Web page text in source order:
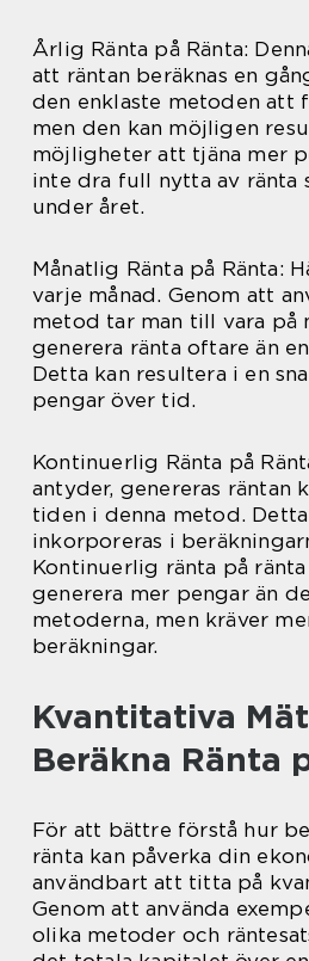
Årlig Ränta på Ränta:
att räntan beräknas en
den enklaste metoden att
men den kan möjligen
möjligheter att tjäna mer
inte dra full nytta av ränta
under året.
Månatlig Ränta på Ränta:
varje månad. Genom att
metod tar man till vara på
generera ränta oftare än
Detta kan resultera i en
pengar över tid.
Kontinuerlig Ränta på
antyder, genereras räntan
tiden i denna metod.
inkorporeras i
Kontinuerlig ränta på
generera mer pengar än
metoderna, men kräver
beräkningar.
Kvantitativa
Beräkna Ränta
För att bättre förstå hur
ränta kan påverka din
användbart att titta på
Genom att använda
olika metoder och